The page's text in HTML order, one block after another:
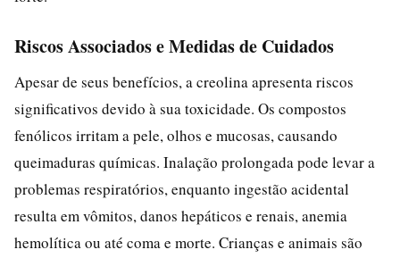
Riscos Associados e Medidas de Cuidados
Apesar de seus benefícios, a creolina apresenta riscos
significativos devido à sua toxicidade. Os compostos
fenólicos irritam a pele, olhos e mucosas, causando
queimaduras químicas. Inalação prolongada pode levar a
problemas respiratórios, enquanto ingestão acidental
resulta em vômitos, danos hepáticos e renais, anemia
hemolítica ou até coma e morte. Crianças e animais são